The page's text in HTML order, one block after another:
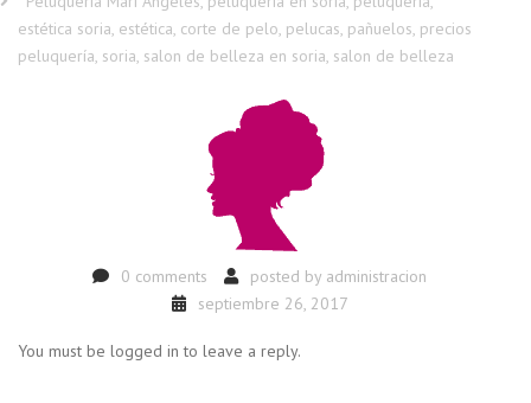
estética soria, estética, corte de pelo, pelucas, pañuelos, precios
peluquería, soria, salon de belleza en soria, salon de belleza
0 comments posted by administracion
septiembre 26, 2017
You must be logged in to leave a reply.